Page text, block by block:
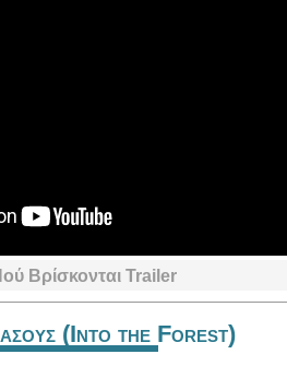
Βρίσκονται Trailer
(Into the Forest)